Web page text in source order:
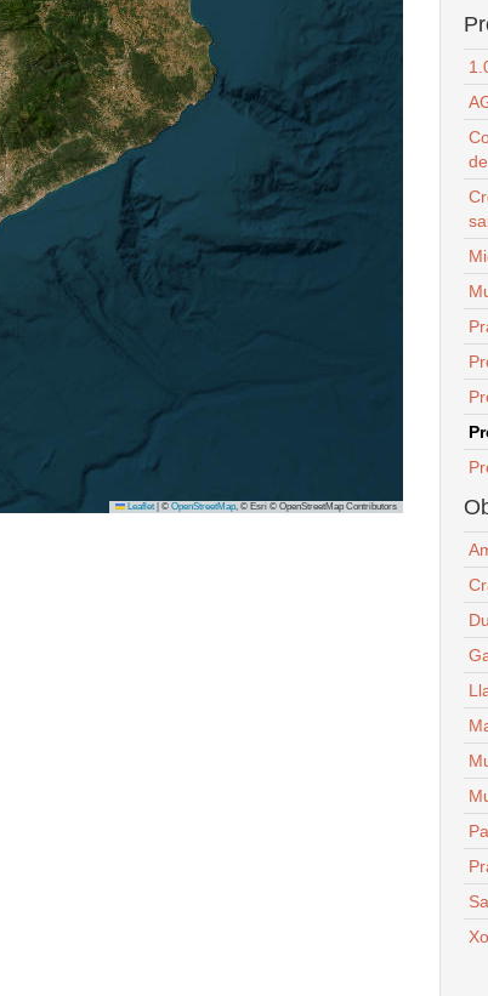
Leaflet © OpenStreetMap, © Esri © OpenStreetMap Contributors